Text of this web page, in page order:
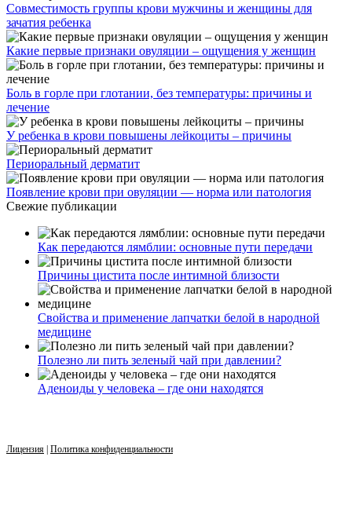
Совместимость группы крови мужчины и женщины для
зачатия ребенка
Какие первые признаки овуляции – ощущения у женщин
Боль в горле при глотании, без температуры: причины и
лечение
У ребенка в крови повышены лейкоциты – причины
Периоральный дерматит
Появление крови при овуляции — норма или патология
Свежие публикации
Как передаются лямблии: основные пути передачи
Причины цистита после интимной близости
Свойства и применение лапчатки белой в народной
медицине
Полезно ли пить зеленый чай при давлении?
Аденоиды у человека – где они находятся
Лицензия Политика конфиденциальности